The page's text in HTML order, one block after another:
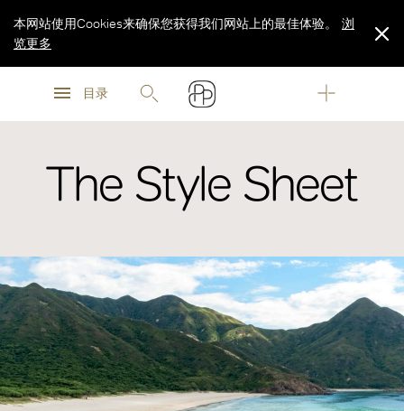
浏
目录
本网站使用Cookies来确保您获得我们网站上的最佳体验。
浏
览更多
The Style Sheet